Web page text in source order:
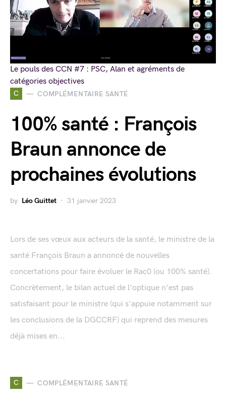
C COMPLÉMENTAIRE SANTÉ
100% santé : François
Braun annonce de
prochaines évolutions
by Léo Guittet 31 janvier 2023
Lors de ses vœux aux acteurs de la santé, le ministre de la
santé François Braun a annoncé de nouvelles
concertations pour faire évoluer le Rac0 (ou 100% santé).
Concrètement, le bilan actuel de l'optique n'est pas
satisfaisant pour le ministre (qui s'appuie notamment sur
les conclusions de la DGCCRF) qui reprend des mesures
déjà mises en...
C COMPLÉMENTAIRE SANTÉ
Le pouls des CCN #7 : PSC, Alan et agréments de
catégories objectives